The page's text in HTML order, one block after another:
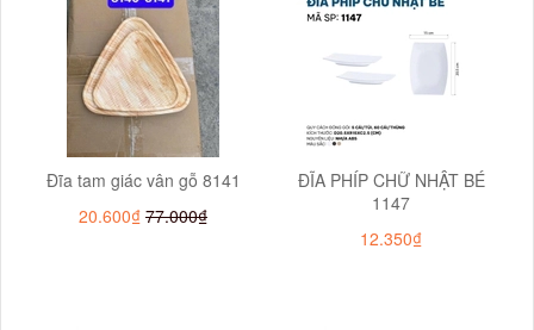
Đĩa tam giác vân gỗ 8141
20.600₫ 77.000₫
ĐĨA PHÍP CHỮ NHẬT BÉ
1147
12.350₫